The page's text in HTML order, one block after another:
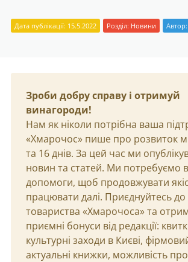
Дата публікації: 15.5.2022 Розділ: Новини Автор:
Зроби добру справу і отримуй
винагороди!
Нам як ніколи потрібна ваша
«Хмарочос» пише про розвиток
та 16 днів. За цей час ми
новин та статей. Ми потребуємо
допомоги, щоб продовжувати
працювати далі. Приєднуйтесь
товариства «Хмарочоса» та
приємні бонуси від редакції:
культурні заходи в Києві,
актуальні книжки, можливість